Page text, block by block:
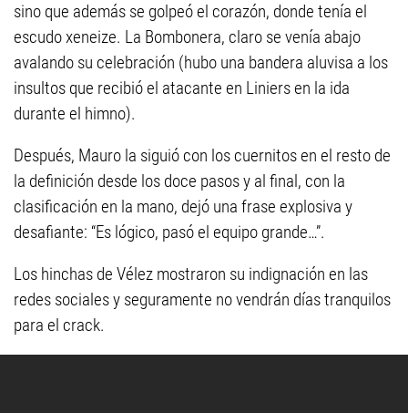
sino que además se golpeó el corazón, donde tenía el
escudo xeneize. La Bombonera, claro se venía abajo
avalando su celebración (hubo una bandera aluvisa a los
insultos que recibió el atacante en Liniers en la ida
durante el himno).
Después, Mauro la siguió con los cuernitos en el resto de
la definición desde los doce pasos y al final, con la
clasificación en la mano, dejó una frase explosiva y
desafiante: “Es lógico, pasó el equipo grande…”.
Los hinchas de Vélez mostraron su indignación en las
redes sociales y seguramente no vendrán días tranquilos
para el crack.